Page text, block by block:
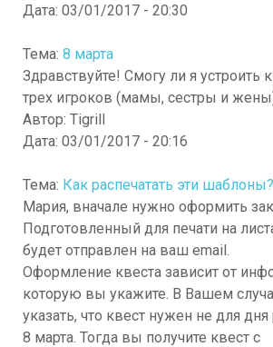
Дата: 03/01/2017 - 20:30
Тема: 8 марта
Здравствуйте! Смогу ли я устроить
трех игроков (мамы, сестры и
Автор: Tigrill
Дата: 03/01/2017 - 20:16
Тема: Как распечатать эти
Мария, вначале нужно оформить
Подготовленный для печати на
будет отправлен на ваш email.
Оформление квеста зависит от
которую вы укажите. В Вашем
указать, что квест нужен не для
8 марта. Тогда вы получите квест с